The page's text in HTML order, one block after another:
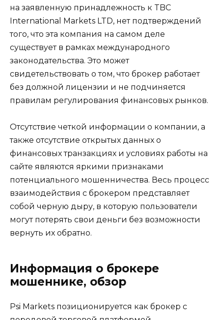
на заявленную принадлежность к TBC
International Markets LTD, нет подтверждений
того, что эта компания на самом деле
существует в рамках международного
законодательства. Это может
свидетельствовать о том, что брокер работает
без должной лицензии и не подчиняется
правилам регулирования финансовых рынков.
Отсутствие четкой информации о компании, а
также отсутствие открытых данных о
финансовых транзакциях и условиях работы на
сайте являются яркими признаками
потенциального мошенничества. Весь процесс
взаимодействия с брокером представляет
собой черную дыру, в которую пользователи
могут потерять свои деньги без возможности
вернуть их обратно.
Информация о брокере
мошеннике, обзор
Psi Markets позиционируется как брокер с